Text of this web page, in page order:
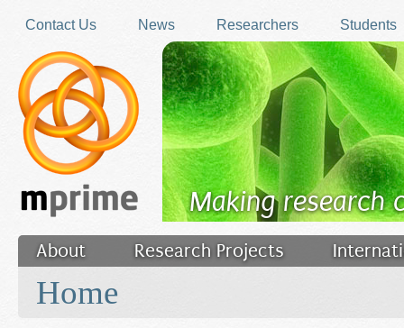
Contact Us
News Researchers Students
Making research
About Research Projects
Filler
Home